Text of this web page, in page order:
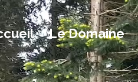
Le Domaine